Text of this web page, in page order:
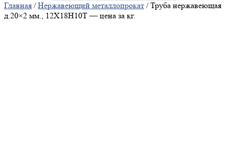
Главная /Нержавеющий металлопрокат / Труба нержавеющая
д.20×2 мм., 12Х18Н10Т — цена за кг.